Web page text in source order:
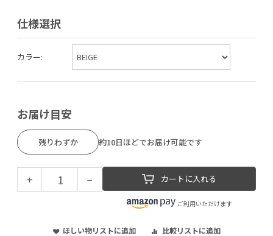
仕様選択
カラー:
お届け目安
残りわずか 約10日ほどでお届け可能です
+ − カートに入れる
ご利用いただけます
ほしい物リストに追加 比較リストに追加